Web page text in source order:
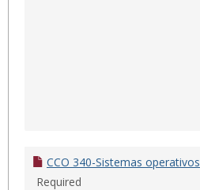
CCO 340-Sistemas operativos
Required